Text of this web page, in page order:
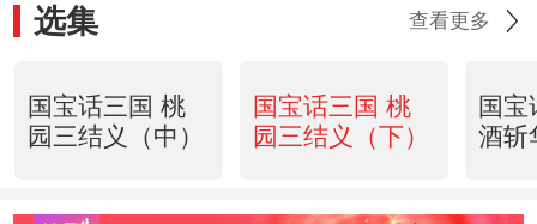
选集 查看更多
国宝话三国 桃
园三结义（中）
国宝话三国 桃
园三结义（下）
国宝
酒斩